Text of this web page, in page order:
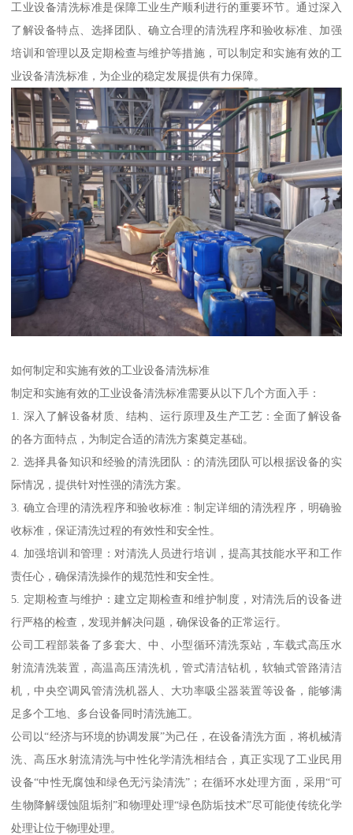
工业设备清洗标准是保障工业生产顺利进行的重要环节。通过深入
了解设备特点、选择团队、确立合理的清洗程序和验收标准、加强
培训和管理以及定期检查与维护等措施，可以制定和实施有效的工
业设备清洗标准，为企业的稳定发展提供有力保障。
如何制定和实施有效的工业设备清洗标准
制定和实施有效的工业设备清洗标准需要从以下几个方面入手：
1. 深入了解设备材质、结构、运行原理及生产工艺：全面了解设备
的各方面特点，为制定合适的清洗方案奠定基础。
2. 选择具备知识和经验的清洗团队：的清洗团队可以根据设备的实
际情况，提供针对性强的清洗方案。
3. 确立合理的清洗程序和验收标准：制定详细的清洗程序，明确验
收标准，保证清洗过程的有效性和安全性。
4. 加强培训和管理：对清洗人员进行培训，提高其技能水平和工作
责任心，确保清洗操作的规范性和安全性。
5. 定期检查与维护：建立定期检查和维护制度，对清洗后的设备进
行严格的检查，发现并解决问题，确保设备的正常运行。
公司工程部装备了多套大、中、小型循环清洗泵站，车载式高压水
射流清洗装置，高温高压清洗机，管式清洁钻机，软轴式管路清洁
机，中央空调风管清洗机器人、大功率吸尘器装置等设备，能够满
足多个工地、多台设备同时清洗施工。
公司以“经济与环境的协调发展”为己任，在设备清洗方面，将机械清
洗、高压水射流清洗与中性化学清洗相结合，真正实现了工业民用
设备“中性无腐蚀和绿色无污染清洗”；在循环水处理方面，采用“可
生物降解缓蚀阻垢剂”和物理处理“绿色防垢技术”尽可能使传统化学
处理让位于物理处理。